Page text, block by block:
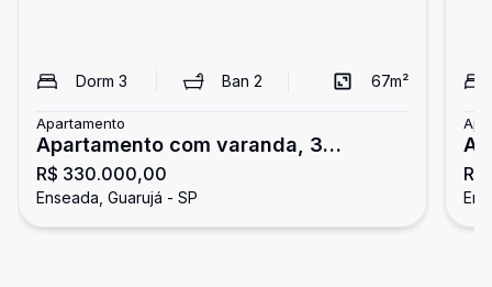
Dorm 3 Ban2 67m²
Apartamento
Apartamento com varanda, 3
dormitórios, Enseada, Guarujá
R$ 330.000,00
Enseada, Guarujá - SP